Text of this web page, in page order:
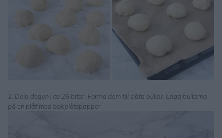
2. Dela degen i ca 26 bitar. Forma dem till släta bullar. Lägg bullarna
på en plåt med bakplåtspapper.